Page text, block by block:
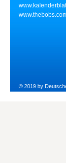
© 2019 by